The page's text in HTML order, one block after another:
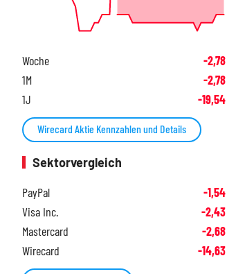
Woche -2,78
1M -2,78
1J -19,54
Wirecard Aktie Kennzahlen und Details
Sektorvergleich
PayPal
-1,54
Visa Inc. -2,43
Mastercard -2,68
Wirecard -14,63